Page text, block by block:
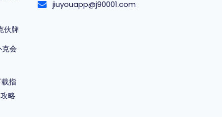
伙牌
会
指
略
jiuyouapp@j90001.com